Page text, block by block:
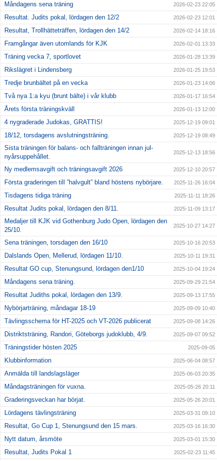
Måndagens sena träning 2026-02-23 22:05
Resultat. Judits pokal, lördagen den 12/2 2026-02-23 12:01
Resultat, Trollhätteträffen, lördagen den 14/2 2026-02-14 18:16
Framgångar även utomlands för KJK 2026-02-01 13:33
Träning vecka 7, sportlovet 2026-01-28 13:39
Rikslägret i Lindensberg 2026-01-25 19:53
Tredje brunbältet på en vecka 2026-01-23 14:06
Två nya 1:a kyu (brunt bälte) i vår klubb 2026-01-17 16:54
Årets första träningskväll 2026-01-13 12:00
4 nygraderade Judokas, GRATTIS! 2025-12-19 09:01
18/12, torsdagens avslutningsträning. 2025-12-19 08:49
Sista träningen för balans- och fallträningen innan jul-
nyårsuppehållet.
2025-12-13 18:56
Ny medlemsavgift och träningsavgift 2026 2025-12-10 20:57
Första graderingen till ”halvgult” bland höstens nybörjare. 2025-11-26 16:04
Tisdagens tidiga träning 2025-11-11 18:26
Resultat Judits pokal, lördagen den 8/11. 2025-11-09 13:17
Medaljer till KJK vid Gothenburg Judo Open, lördagen den
25/10.
2025-10-27 14:27
Sena träningen, torsdagen den 16/10 2025-10-16 20:53
Dalslands Open, Mellerud, lördagen 11/10. 2025-10-11 19:31
Resultat GO cup, Stenungsund, lördagen den1/10 2025-10-04 19:24
Måndagens sena träning. 2025-09-29 21:54
Resultat Judiths pokal, lördagen den 13/9. 2025-09-13 17:55
Nybörjarträning, måndagar 18-19 2025-09-09 10:40
Tävlingsschema för HT-2025 och VT-2026 publicerat 2025-09-08 14:26
Distriktsträning, Randori, Göteborgs judoklubb, 4/9. 2025-09-07 09:52
Träningstider hösten 2025 2025-09-05
Klubbinformation 2025-06-04 08:57
Anmälda till landslagsläger 2025-06-03 20:35
Måndagsträningen för vuxna. 2025-05-26 20:11
Graderingsveckan har börjat. 2025-05-26 20:01
Lördagens tävlingsträning 2025-03-31 09:10
Resultat, Go Cup 1, Stenungsund den 15 mars. 2025-03-16 16:30
Nytt datum, årsmöte 2025-03-01 15:30
Resultat, Judits Pokal 1 2025-02-23 11:45